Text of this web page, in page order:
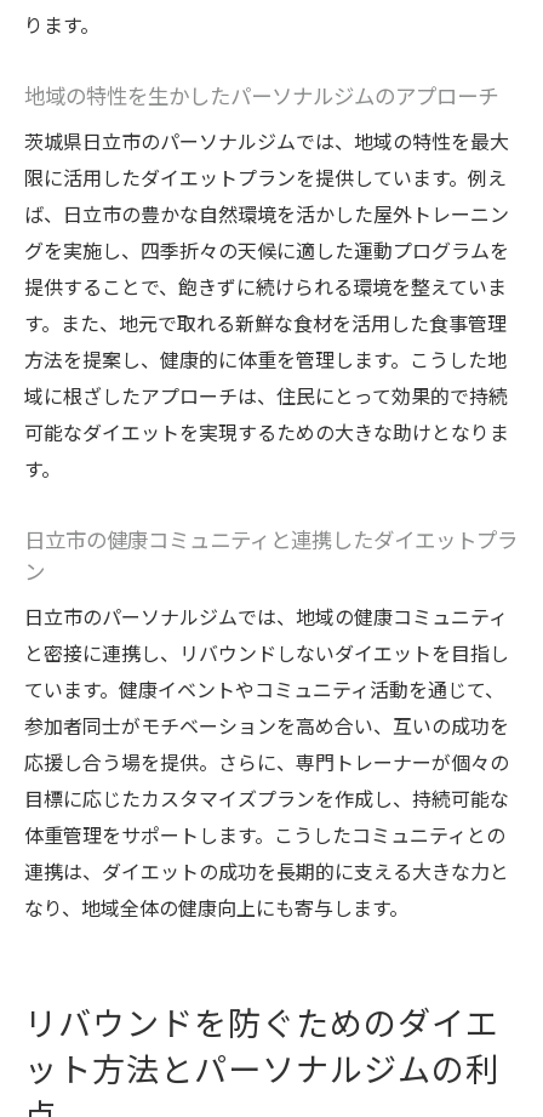
個々の進捗に応じた柔軟なプラン調整
ンの向上
他のダイエット方法との差異とその効果
健康的に体重を減らすための具体的なアプロー
チと成功事例
健康的な食生活の実践法
日立市の自然を活かしたアウトドアフィッ
トネス
成功したダイエット事例に学ぶ実践的なヒ
持続的なダイエットのためのライフスタイ
長期的な健康維持を目指すアプローチ
ります。
地域の特性を生かしたパーソナルジムのアプローチ
茨城県日立市のパーソナルジムでは、地域の特性を最大
限に活用したダイエットプランを提供しています。例え
ば、日立市の豊かな自然環境を活かした屋外トレーニン
グを実施し、四季折々の天候に適した運動プログラムを
提供することで、飽きずに続けられる環境を整えていま
す。また、地元で取れる新鮮な食材を活用した食事管理
方法を提案し、健康的に体重を管理します。こうした地
域に根ざしたアプローチは、住民にとって効果的で持続
可能なダイエットを実現するための大きな助けとなりま
す。
日立市の健康コミュニティと連携したダイエットプラ
ン
日立市のパーソナルジムでは、地域の健康コミュニティ
と密接に連携し、リバウンドしないダイエットを目指し
ています。健康イベントやコミュニティ活動を通じて、
参加者同士がモチベーションを高め合い、互いの成功を
応援し合う場を提供。さらに、専門トレーナーが個々の
目標に応じたカスタマイズプランを作成し、持続可能な
体重管理をサポートします。こうしたコミュニティとの
連携は、ダイエットの成功を長期的に支える大きな力と
なり、地域全体の健康向上にも寄与します。
リバウンドを防ぐためのダイエ
ット方法とパーソナルジムの利